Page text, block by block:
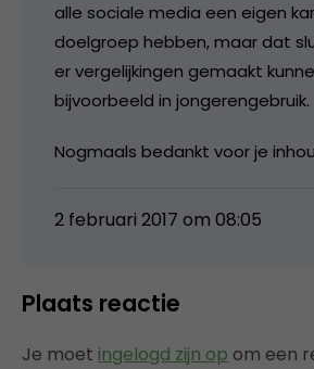
alle sociale media een eigen
doelgroep hebben, maar dat
er vergelijkingen gemaakt
bijvoorbeeld in jongerengebruik.
Nogmaals bedankt voor je
2 februari 2017 om 08:05
Plaats reactie
Je moet ingelogd zijn op om een